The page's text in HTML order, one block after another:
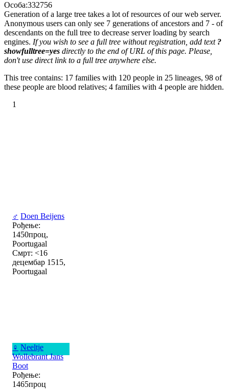
Особа:332756
Generation of a large tree takes a lot of resources of our web server.
Anonymous users can only see 7 generations of ancestors and 7 - of
descendants on the full tree to decrease server loading by search
engines. If you wish to see a full tree without registration, add text ?
showfulltree=yes directly to the end of URL of this page. Please,
don't use direct link to a full tree anywhere else.
This tree contains: 17 families with 120 people in 25 lineages, 98 of
these people are blood relatives; 4 families with 4 people are hidden.
1
♂ Doen Beijens
Рођење:
1450проц,
Poortugaal
Смрт: <16
децембар 1515,
Poortugaal
♀ Neeltje
Wollebrant Jans
Boot
Рођење:
1465проц